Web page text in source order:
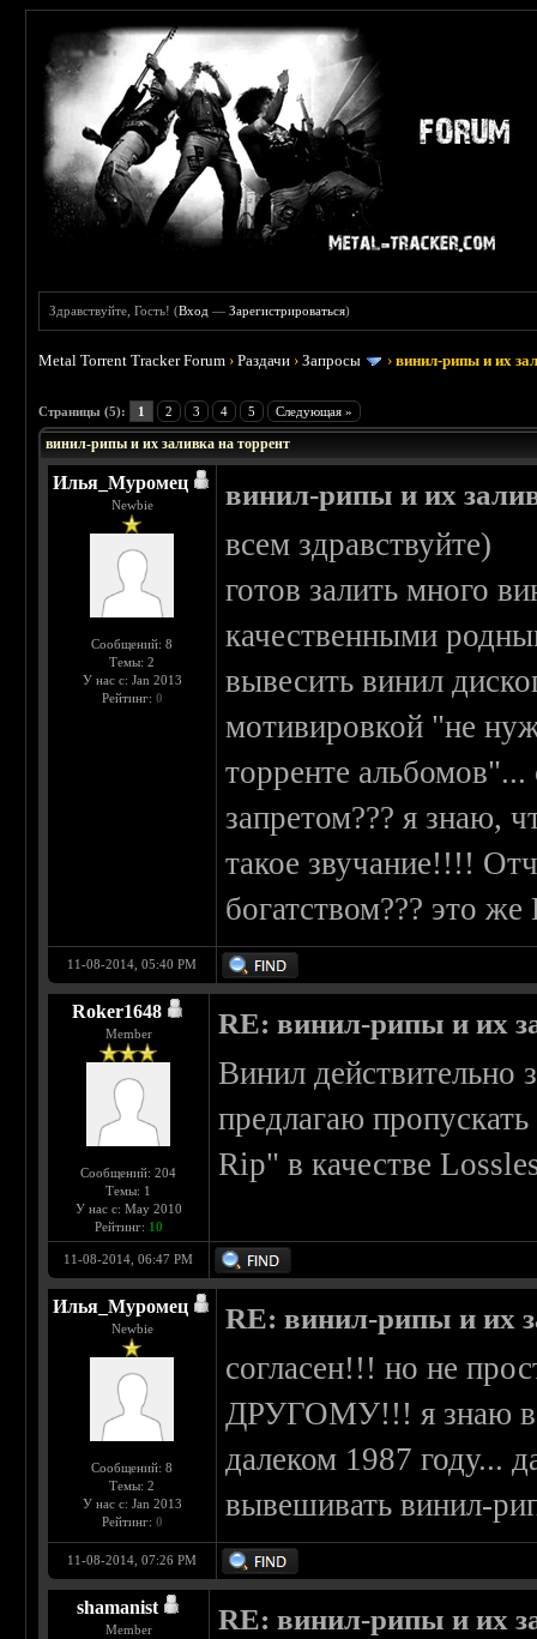
Здравствуйте, Гость! (Вход —Зарегистрироваться)
Metal Torrent Tracker Forum ›Раздачи ›Запросы ›винил-рипы и их
Страницы (5): 1 2 3 4 5 Следующая »
винил-рипы и их заливка на торрент
Илья_Муромец
Newbie
Сообщений: 8
Темы: 2
У нас с: Jan 2013
Рейтинг: 0
винил-рипы и их
всем здравствуйте)
готов залить много
качественными
вывесить винил
мотивировкой "не
торренте
запретом??? я знаю,
такое звучание!!!!
богатством??? это
11-08-2014, 05:40 PM
Roker1648
Member
Сообщений: 204
Темы: 1
У нас с: May 2010
Рейтинг: 10
RE: винил-рипы и их
Винил действительно
предлагаю
Rip" в качестве
11-08-2014, 06:47 PM
Илья_Муромец
Newbie
Сообщений: 8
Темы: 2
У нас с: Jan 2013
Рейтинг: 0
RE: винил-рипы и их
согласен!!! но не
ДРУГОМУ!!! я знаю в
далеком 1987 году...
вывешивать винил-
11-08-2014, 07:26 PM
shamanist
Member RE: винил-рипы и их